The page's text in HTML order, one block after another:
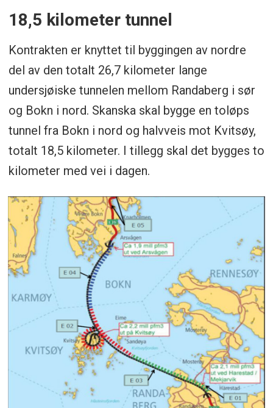
18,5 kilometer tunnel
Kontrakten er knyttet til byggingen av nordre
del av den totalt 26,7 kilometer lange
undersjøiske tunnelen mellom Randaberg i sør
og Bokn i nord. Skanska skal bygge en toløps
tunnel fra Bokn i nord og halvveis mot Kvitsøy,
totalt 18,5 kilometer. I tillegg skal det bygges to
kilometer med vei i dagen.